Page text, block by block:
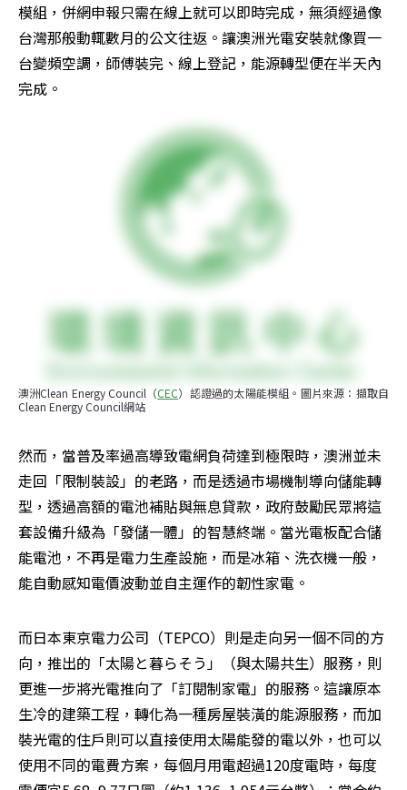
模組，併網申報只需在線上就可以即時完成，無須經過像
台灣那般動輒數月的公文往返。讓澳洲光電安裝就像買一
台變頻空調，師傅裝完、線上登記，能源轉型便在半天內
完成。
澳洲Clean Energy Council（CEC）認證過的太陽能模組。圖片來源：擷取自
Clean Energy Council網站
然而，當普及率過高導致電網負荷達到極限時，澳洲並未
走回「限制裝設」的老路，而是透過市場機制導向儲能轉
型，透過高額的電池補貼與無息貸款，政府鼓勵民眾將這
套設備升級為「發儲一體」的智慧終端。當光電板配合儲
能電池，不再是電力生產設施，而是冰箱、洗衣機一般，
能自動感知電價波動並自主運作的韌性家電。
而日本東京電力公司（TEPCO）則是走向另一個不同的方
向，推出的「太陽と暮らそう」（與太陽共生）服務，則
更進一步將光電推向了「訂閱制家電」的服務。這讓原本
生冷的建築工程，轉化為一種房屋裝潢的能源服務，而加
裝光電的住戶則可以直接使用太陽能發的電以外，也可以
使用不同的電費方案，每個月用電超過120度電時，每度